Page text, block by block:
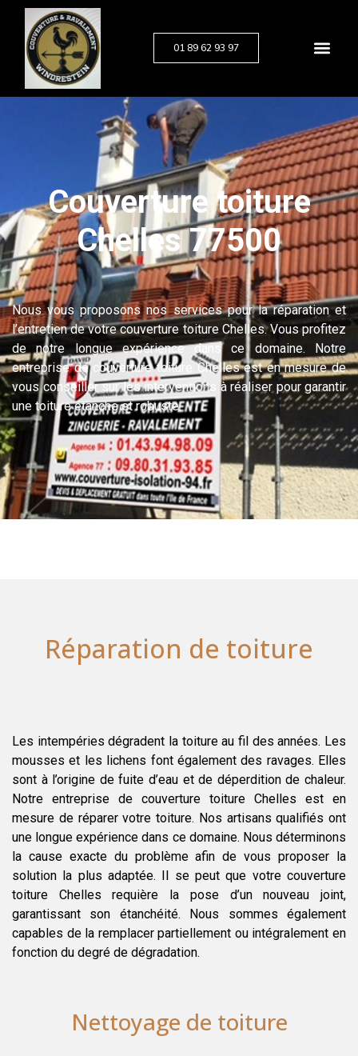
01 89 62 93 97
Couverture toiture
Chelles 77500
Nous vous proposons nos services pour la réparation et
l’entretien de votre couverture toiture Chelles. Vous profitez
de notre longue expérience dans ce domaine. Notre
entreprise de couverture toiture Chelles est en mesure de
vous conseiller sur les interventions à réaliser pour garantir
une toiture étanche et robuste.
Réparation de toiture
Les intempéries dégradent la toiture au fil des années. Les
mousses et les lichens font également des ravages. Elles
sont à l’origine de fuite d’eau et de déperdition de chaleur.
Notre entreprise de couverture toiture Chelles est en
mesure de réparer votre toiture. Nos artisans qualifiés ont
une longue expérience dans ce domaine. Nous déterminons
la cause exacte du problème afin de vous proposer la
solution la plus adaptée. Il se peut que votre couverture
toiture Chelles requière la pose d’un nouveau joint,
garantissant son étanchéité. Nous sommes également
capables de la remplacer partiellement ou intégralement en
fonction du degré de dégradation.
Nettoyage de toiture